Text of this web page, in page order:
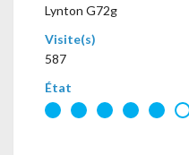
Lynton G72g
Visite(s)
587
État